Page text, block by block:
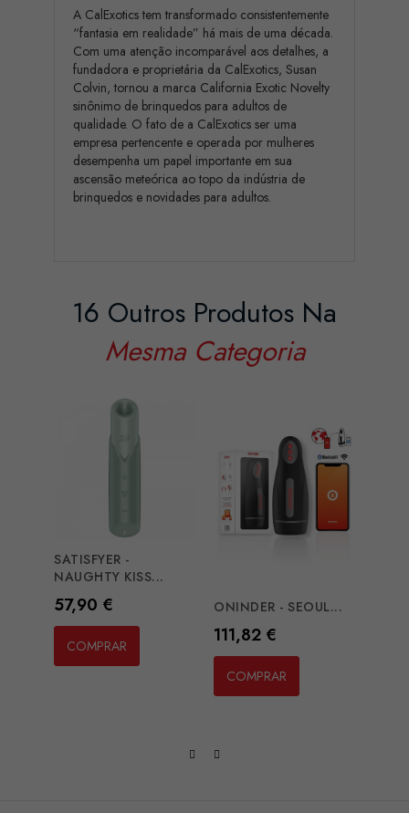
A CalExotics tem transformado consistentemente
“fantasia em realidade” há mais de uma década.
Com uma atenção incomparável aos detalhes, a
fundadora e proprietária da CalExotics, Susan
Colvin, tornou a marca California Exotic Novelty
sinônimo de brinquedos para adultos de
qualidade. O fato de a CalExotics ser uma
empresa pertencente e operada por mulheres
desempenha um papel importante em sua
ascensão meteórica ao topo da indústria de
brinquedos e novidades para adultos.
16 Outros Produtos Na
Mesma Categoria
SATISFYER -
NAUGHTY KISS...
Preço
57,90 €
COMPRAR
ONINDER - SEOUL...
Preço
111,82 €
COMPRAR